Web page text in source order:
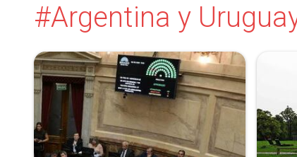
#Argentina y